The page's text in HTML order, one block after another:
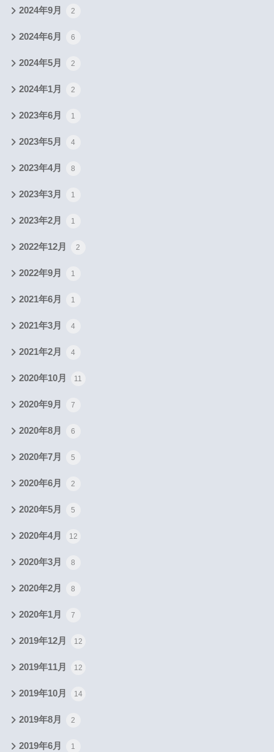
2024年9月 2
2024年6月 6
2024年5月 2
2024年1月 2
2023年6月 1
2023年5月 4
2023年4月 8
2023年3月 1
2023年2月 1
2022年12月 2
2022年9月 1
2021年6月 1
2021年3月 4
2021年2月 4
2020年10月 11
2020年9月 7
2020年8月 6
2020年7月 5
2020年6月 2
2020年5月 5
2020年4月 12
2020年3月 8
2020年2月 8
2020年1月 7
2019年12月 12
2019年11月 12
2019年10月 14
2019年8月 2
2019年6月 1